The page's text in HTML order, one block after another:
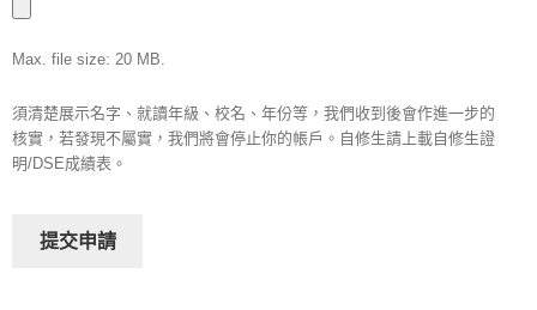
Max. file size: 20 MB.
須清楚展示名字、就讀年級、校名、年份等，我們收到後會作進一步的
核實，若發現不屬實，我們將會停止你的帳戶。自修生請上載自修生證
明/DSE成績表。
提交申請